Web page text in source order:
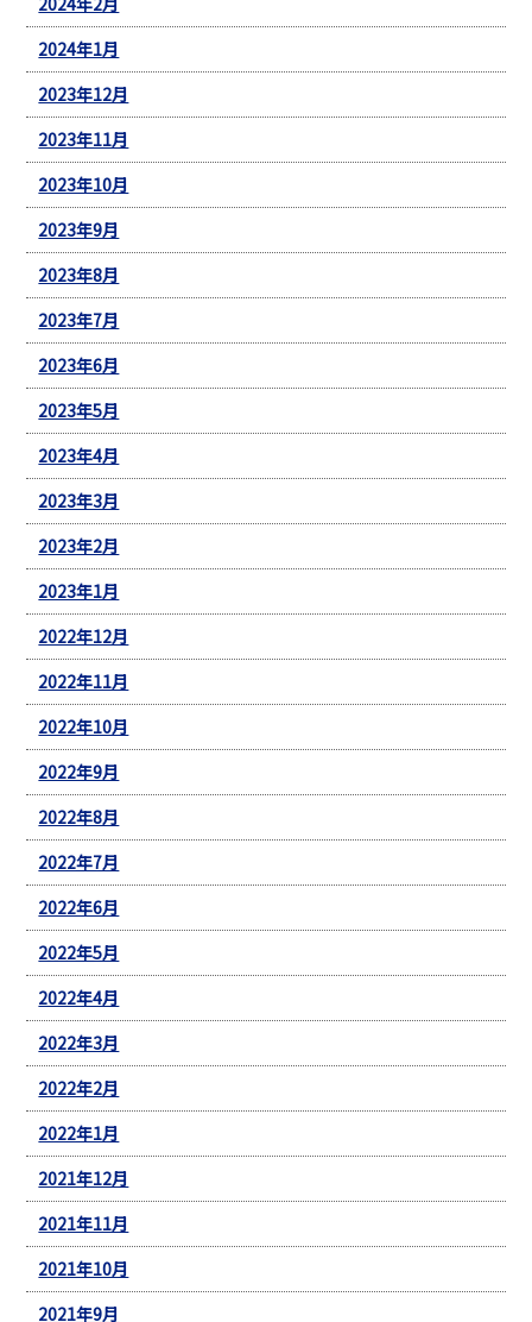
2024年1月
2023年12月
2023年11月
2023年10月
2023年9月
2023年8月
2023年7月
2023年6月
2023年5月
2023年4月
2023年3月
2023年2月
2023年1月
2022年12月
2022年11月
2022年10月
2022年9月
2022年8月
2022年7月
2022年6月
2022年5月
2022年4月
2022年3月
2022年2月
2022年1月
2021年12月
2021年11月
2021年10月
2021年9月